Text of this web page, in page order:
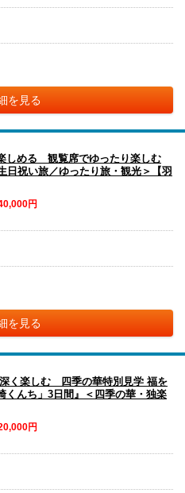
を見る
しめる 観覧席でゆったり楽しむ
日祝い旅／ゆったり旅・観光＞【羽
円
を見る
深く楽しむ 四季の華特別見学 福を
くんち」3日間』＜四季の華・独楽
円